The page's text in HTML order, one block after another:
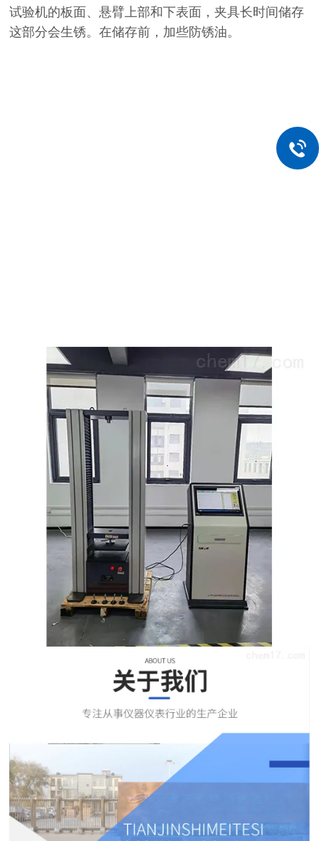
试验机的板面、悬臂上部和下表面，夹具长时间储存
这部分会生锈。在储存前，加些防锈油。